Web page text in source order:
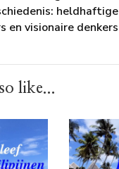
heldhaftige
en visionaire denkers
like...